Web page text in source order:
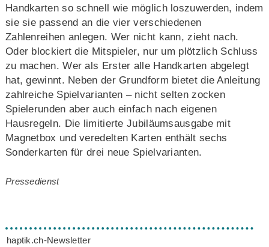
Handkarten so schnell wie möglich loszuwerden, indem
sie sie passend an die vier verschiedenen
Zahlenreihen anlegen. Wer nicht kann, zieht nach.
Oder blockiert die Mitspieler, nur um plötzlich Schluss
zu machen. Wer als Erster alle Handkarten abgelegt
hat, gewinnt. Neben der Grundform bietet die Anleitung
zahlreiche Spielvarianten – nicht selten zocken
Spielerunden aber auch einfach nach eigenen
Hausregeln. Die limitierte Jubiläumsausgabe mit
Magnetbox und veredelten Karten enthält sechs
Sonderkarten für drei neue Spielvarianten.
Pressedienst
haptik.ch-Newsletter